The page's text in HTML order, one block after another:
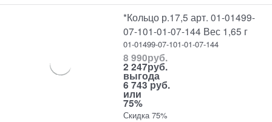
*Кольцо р.17,5 арт. 01-01499-
07-101-01-07-144 Вес 1,65 г
01-01499-07-101-01-07-144
8 990руб.
2 247руб.
выгода
6 743 руб.
или
75%
Скидка 75%